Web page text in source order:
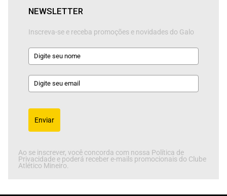
NEWSLETTER
Inscreva-se e receba promoções e novidades do Galo
Enviar
Ao se inscrever, você concorda com nossa Política de
Privacidade e poderá receber e-mails promocionais do Clube
Atlético Mineiro.